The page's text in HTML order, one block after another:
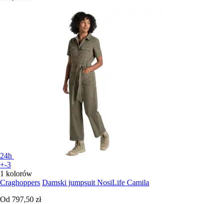
24h
+-3
1 kolorów
Craghoppers Damski jumpsuit NosiLife Camila
Od 797,50 zł